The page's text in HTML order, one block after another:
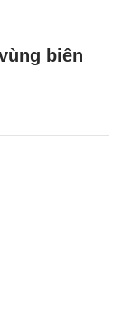
biên